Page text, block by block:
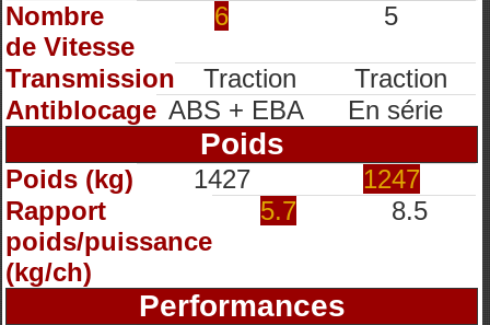
Nombre
de Vitesse
6 5
Transmission Traction
Traction
Antiblocage ABS + EBA En série
Poids
Poids (kg) 1427
1247
Rapport
poids/puissance
(kg/ch)
5.7 8.5
Performances